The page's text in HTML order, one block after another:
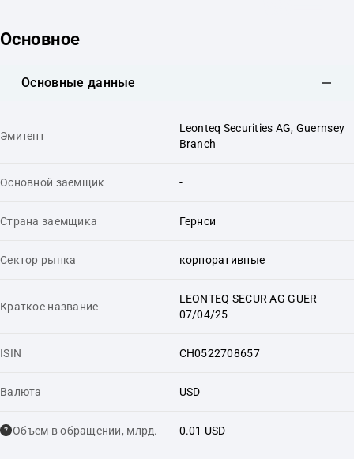
Основное
Основные данные
Эмитент
Leonteq Securities AG, Guernsey
Branch
Основной заемщик -
Страна заемщика Гернси
Сектор рынка корпоративные
Краткое название
LEONTEQ SECUR AG GUER
07/04/25
ISIN CH0522708657
Валюта USD
Объем в обращении, млрд. 0.01 USD